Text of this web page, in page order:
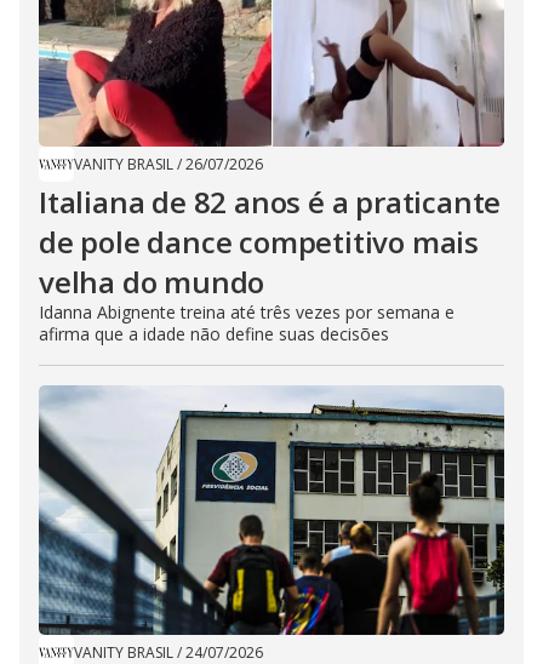
VANITY BRASIL/26/07/2026
Italiana de 82 anos é a praticante
de pole dance competitivo mais
velha do mundo
Idanna Abignente treina até três vezes por semana e
afirma que a idade não define suas decisões
VANITY BRASIL/24/07/2026